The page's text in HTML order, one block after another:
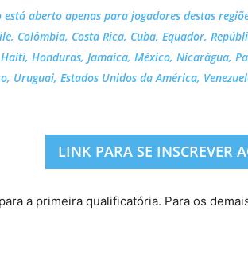
está aberto apenas para jogadores destas
Colômbia, Costa Rica, Cuba, Equador,
Honduras, Jamaica, México, Nicarágua,
Uruguai, Estados Unidos da América,
LINK PARA SE INSCREVER
a primeira qualificatória. Para os